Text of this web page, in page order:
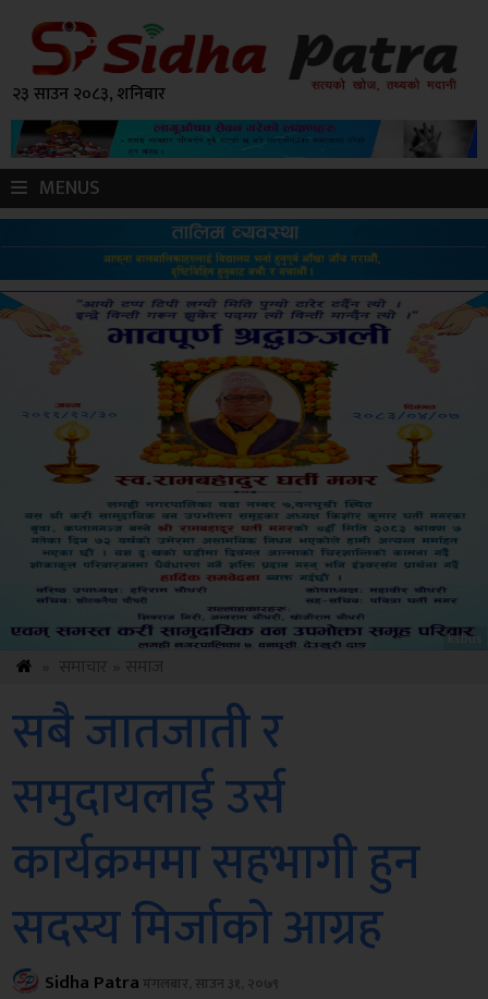
२३ साउन २०८३, शनिबार
MENUS
Sdc
सबै जातजाती र
समुदायलाई उर्स
कार्यक्रममा सहभागी हुन
सदस्य मिर्जाको आग्रह
Sidha Patraमंगलबार, साउन ३१, २०७९